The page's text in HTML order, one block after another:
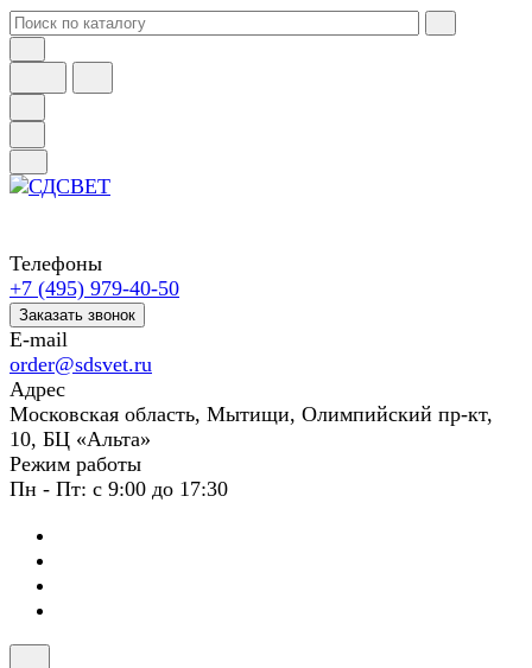
Телефоны
+7 (495) 979-40-50
Заказать звонок
E-mail
order@sdsvet.ru
Адрес
Московская область, Мытищи, Олимпийский пр-кт,
10, БЦ «Альта»
Режим работы
Пн - Пт: с 9:00 до 17:30